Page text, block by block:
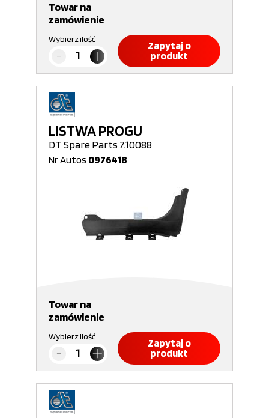
Towar na
zamówienie
Wybierz ilość
Zapytaj o
produkt
LISTWA PROGU
DT Spare Parts 7.10088
Nr Autos 0976418
Towar na
zamówienie
Wybierz ilość
Zapytaj o
produkt